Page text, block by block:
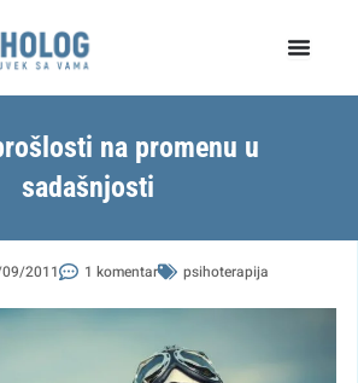
na promenu u
sadašnjosti
2011 1 komentar psihoterapija